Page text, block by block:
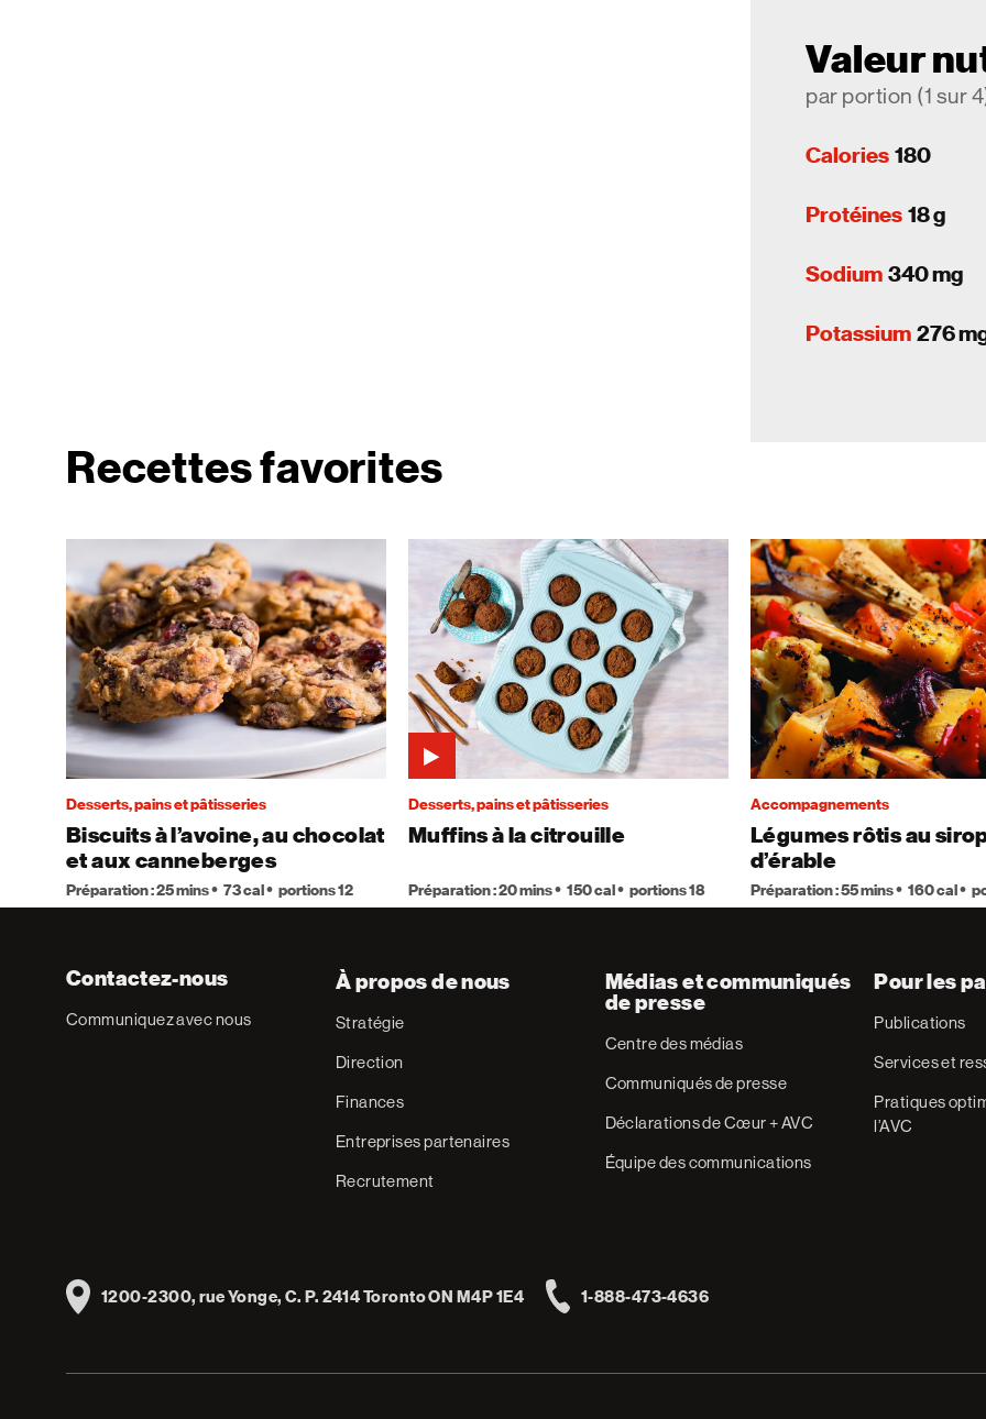
Valeur
par portion (1 sur
Calories 180
Protéines 18 g
Sodium 340 mg
Potassium 276
Recettes favorites
Desserts, pains et pâtisseries
Biscuits à l’avoine, au chocolat
et aux canneberges
Préparation : 25 mins 73 cal portions 12
Desserts, pains et pâtisseries
Muffins à la citrouille
Préparation : 20 mins 150 cal portions 18
Accompagnements
Légumes rôtis au
d’érable
Préparation : 55 mins 160 cal
Contactez-nous
Communiquez avec nous
À propos de nous
Stratégie
Direction
Finances
Entreprises partenaires
Recrutement
Médias et communiqués
de presse
Centre des médias
Communiqués de presse
Déclarations de Cœur + AVC
Équipe des communications
Pour les
Publications
Services et
Pratiques
l’AVC
Address
1200-2300, rue Yonge, C. P. 2414 Toronto ON M4P 1E4
1-888-473-4636